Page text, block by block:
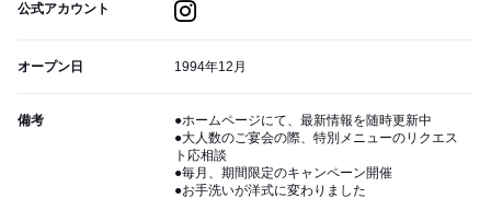
公式アカウント
オープン日 1994年12月
備考
●ホームページにて、最新情報を随時更新中
●大人数のご宴会の際、特別メニューのリクエス
ト応相談
●毎月、期間限定のキャンペーン開催
●お手洗いが洋式に変わりました